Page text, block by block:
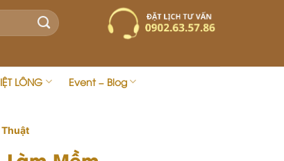
LÔNG Event – Blog
Thuật